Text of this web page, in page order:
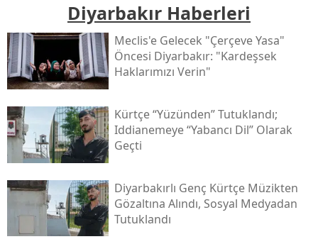
Diyarbakır Haberleri
Meclis'e Gelecek "çerçeve Yasa"
Öncesi Diyarbakır: "kardeşsek
Haklarımızı Verin"
Kürtçe “yüzünden” Tutuklandı;
Iddianemeye “yabancı Dil” Olarak
Geçti
Diyarbakırlı Genç Kürtçe Müzikten
Gözaltına Alındı, Sosyal Medyadan
Tutuklandı